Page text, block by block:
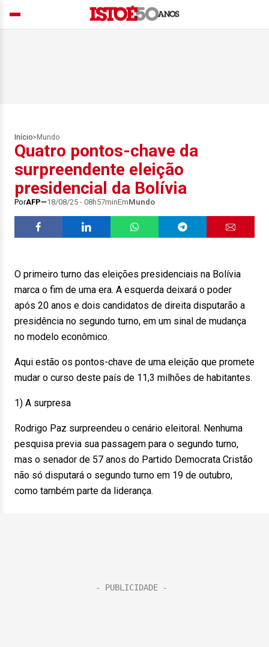
Início> Mundo
Quatro pontos-chave da
surpreendente eleição
presidencial da Bolívia
PorAFP 18/08/25 - 08h57minEmMundo
O primeiro turno das eleições presidenciais na Bolívia
marca o fim de uma era. A esquerda deixará o poder
após 20 anos e dois candidatos de direita disputarão a
presidência no segundo turno, em um sinal de mudança
no modelo econômico.
Aqui estão os pontos-chave de uma eleição que promete
mudar o curso deste país de 11,3 milhões de habitantes.
1) A surpresa
Rodrigo Paz surpreendeu o cenário eleitoral. Nenhuma
pesquisa previa sua passagem para o segundo turno,
mas o senador de 57 anos do Partido Democrata Cristão
não só disputará o segundo turno em 19 de outubro,
como também parte da liderança.